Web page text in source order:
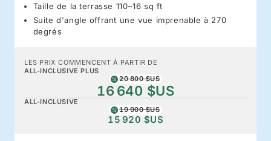
Taille de la terrasse 110–16 sq ft
Suite d'angle offrant une vue imprenable à 270
degrés
LES PRIX COMMENCENT À PARTIR DE
ALL-INCLUSIVE PLUS
20 800 $US
16 640 $US
ALL-INCLUSIVE
19 900 $US
15 920 $US